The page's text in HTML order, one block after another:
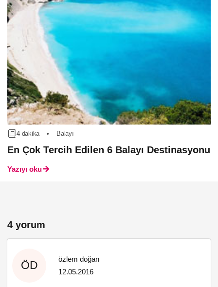
4 dakika • Balayı
En Çok Tercih Edilen 6 Balayı Destinasyonu
Yazıyı oku
4 yorum
ÖD
özlem doğan
12.05.2016